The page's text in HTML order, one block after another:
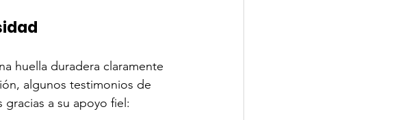
huella duradera claramente
algunos testimonios de
a su apoyo fiel: